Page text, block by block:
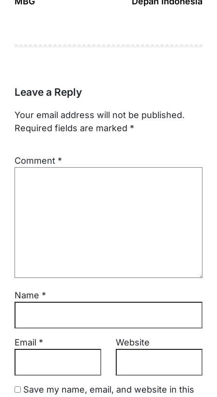
Leave a Reply
Your email address will not be published.
Required fields are marked *
Comment *
Name *
Email * Website
Save my name, email, and website in this